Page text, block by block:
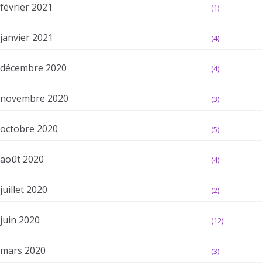
février 2021 (1)
janvier 2021 (4)
décembre 2020 (4)
novembre 2020 (3)
octobre 2020 (5)
août 2020 (4)
juillet 2020 (2)
juin 2020 (12)
mars 2020 (3)